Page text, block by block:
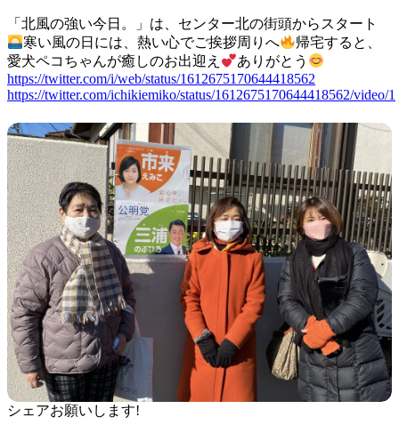
「北風の強い今日。」は、センター北の街頭からスタート
寒い風の日には、熱い心でご挨拶周りへ
帰宅すると、
愛犬ペコちゃんが癒しのお出迎え
ありがとう
https://twitter.com/i/web/status/1612675170644418562
https://twitter.com/ichikiemiko/status/1612675170644418562/video/1
シェアお願いします!